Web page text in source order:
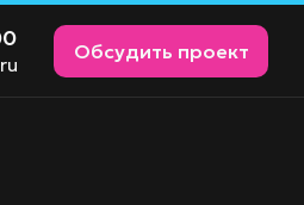
Обсудить проект